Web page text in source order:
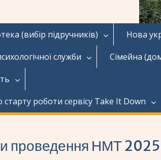
(вибір підручників)
Нова
служби
Сімейна
роботи сервісу Take It Down
проведення НМТ 2025